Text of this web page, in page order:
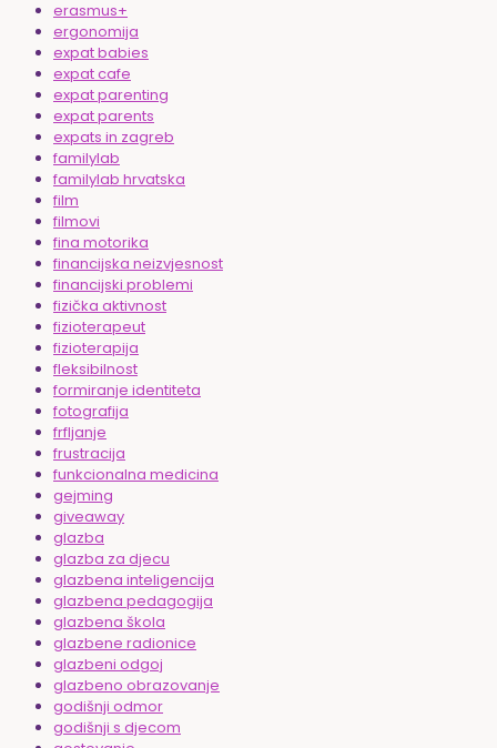
erasmus+
ergonomija
expat babies
expat cafe
expat parenting
expat parents
expats in zagreb
familylab
familylab hrvatska
film
filmovi
fina motorika
financijska neizvjesnost
financijski problemi
fizička aktivnost
fizioterapeut
fizioterapija
fleksibilnost
formiranje identiteta
fotografija
frfljanje
frustracija
funkcionalna medicina
gejming
giveaway
glazba
glazba za djecu
glazbena inteligencija
glazbena pedagogija
glazbena škola
glazbene radionice
glazbeni odgoj
glazbeno obrazovanje
godišnji odmor
godišnji s djecom